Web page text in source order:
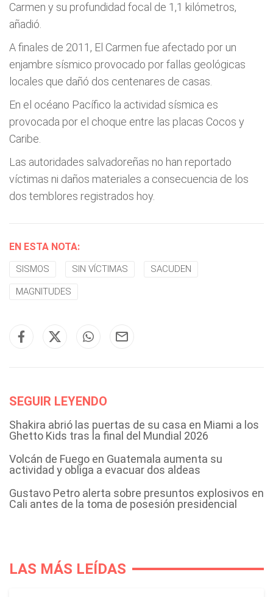
Carmen y su profundidad focal de 1,1 kilómetros,
añadió.
A finales de 2011, El Carmen fue afectado por un
enjambre sísmico provocado por fallas geológicas
locales que dañó dos centenares de casas.
En el océano Pacífico la actividad sísmica es
provocada por el choque entre las placas Cocos y
Caribe.
Las autoridades salvadoreñas no han reportado
víctimas ni daños materiales a consecuencia de los
dos temblores registrados hoy.
EN ESTA NOTA:
SISMOS SIN VÍCTIMAS SACUDEN
MAGNITUDES
SEGUIR LEYENDO
Shakira abrió las puertas de su casa en Miami a los
Ghetto Kids tras la final del Mundial 2026
Volcán de Fuego en Guatemala aumenta su
actividad y obliga a evacuar dos aldeas
Gustavo Petro alerta sobre presuntos explosivos en
Cali antes de la toma de posesión presidencial
LAS MÁS LEÍDAS